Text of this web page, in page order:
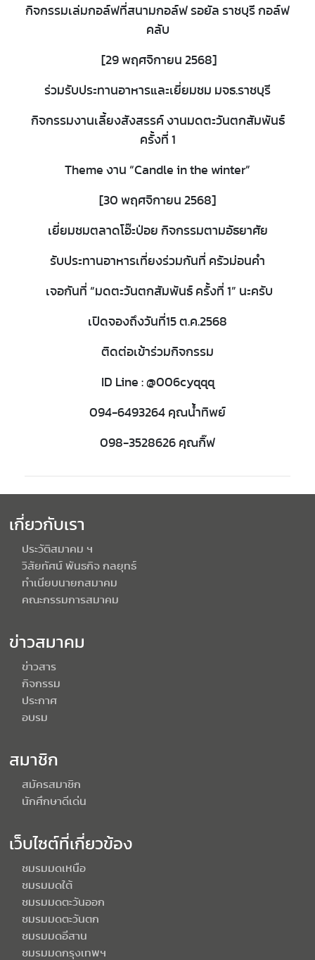
กิจกรรมเล่มกอล์ฟที่สนามกอล์ฟ รอยัล ราชบุรี กอล์ฟ
คลับ
[29 พฤศจิกายน 2568]
ร่วมรับประทานอาหารและเยี่ยมชม มจธ.ราชบุรี
กิจกรรมงานเลี้ยงสังสรรค์ งานมดตะวันตกสัมพันธ์
ครั้งที่ 1
Theme งาน “Candle in the winter”
[30 พฤศจิกายน 2568]
เยี่ยมชมตลาดโอ๊ะป่อย กิจกรรมตามอัธยาศัย
รับประทานอาหารเที่ยงร่วมกันที่ ครัวม่อนคำ
เจอกันที่ “มดตะวันตกสัมพันธ์ ครั้งที่ 1” นะครับ
เปิดจองถึงวันที่15 ต.ค.2568
ติดต่อเข้าร่วมกิจกรรม
ID Line : @006cyqqq
094-6493264 คุณน้ำทิพย์
098-3528626 คุณกิ๊ฟ
เกี่ยวกับเรา
ประวัติสมาคม ฯ
วิสัยทัศน์ พันธกิจ กลยุทธ์
ทำเนียบนายกสมาคม
คณะกรรมการสมาคม
ข่าวสมาคม
ข่าวสาร
กิจกรรม
ประกาศ
อบรม
สมาชิก
สมัครสมาชิก
นักศึกษาดีเด่น
เว็บไซต์ที่เกี่ยวข้อง
ชมรมมดเหนือ
ชมรมมดใต้
ชมรมมดตะวันออก
ชมรมมดตะวันตก
ชมรมมดอีสาน
ชมรมมดกรุงเทพฯ